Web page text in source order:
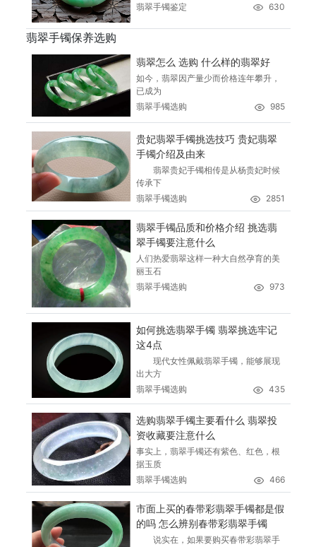
翡翠手镯鉴定
630
翡翠手镯保养选购
翡翠怎么 选购 什么样的翡翠好
如今，翡翠因产量少而价格连年攀升，
已成为
翡翠手镯选购
985
贵妃翡翠手镯挑选技巧 贵妃翡翠
手镯介绍及由来
翡翠贵妃手镯相传是从杨贵妃时候
传承下
翡翠手镯选购
2851
翡翠手镯品质和价格介绍 挑选翡
翠手镯要注意什么
人们热爱翡翠这样一种大自然孕育的美
丽玉石
翡翠手镯选购
973
如何挑选翡翠手镯 翡翠挑选牢记
这4点
现代女性佩戴翡翠手镯，能够展现
出大方
翡翠手镯选购
435
选购翡翠手镯主要看什么 翡翠投
资收藏要注意什么
事实上，翡翠手镯还有紫色、红色，根
据玉质
翡翠手镯选购
466
市面上买的春带彩翡翠手镯都是假
的吗 怎么辨别春带彩翡翠手镯
说实在，如果要购买春带彩翡翠手